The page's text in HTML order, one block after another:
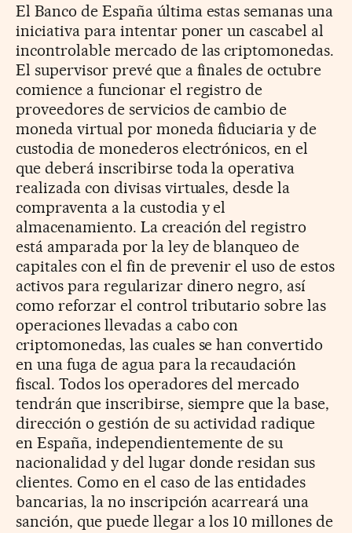
El Banco de España última estas semanas una
iniciativa para intentar poner un cascabel al
incontrolable mercado de las criptomonedas.
El supervisor prevé que a finales de octubre
comience a funcionar el registro de
proveedores de servicios de cambio de
moneda virtual por moneda fiduciaria y de
custodia de monederos electrónicos, en el
que deberá inscribirse toda la operativa
realizada con divisas virtuales, desde la
compraventa a la custodia y el
almacenamiento. La creación del registro
está amparada por la ley de blanqueo de
capitales con el fin de prevenir el uso de estos
activos para regularizar dinero negro, así
como reforzar el control tributario sobre las
operaciones llevadas a cabo con
criptomonedas, las cuales se han convertido
en una fuga de agua para la recaudación
fiscal. Todos los operadores del mercado
tendrán que inscribirse, siempre que la base,
dirección o gestión de su actividad radique
en España, independientemente de su
nacionalidad y del lugar donde residan sus
clientes. Como en el caso de las entidades
bancarias, la no inscripción acarreará una
sanción, que puede llegar a los 10 millones de